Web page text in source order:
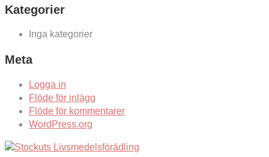
Kategorier
Inga kategorier
Meta
Logga in
Flöde för inlägg
Flöde för kommentarer
WordPress.org